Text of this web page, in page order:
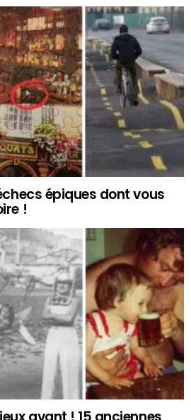
épiques dont vous
!